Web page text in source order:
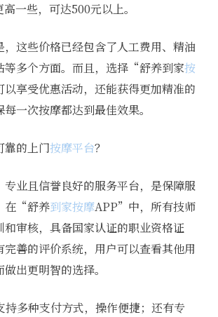
一些，可达500元以上。
，这些价格已经包含了人工费用、精油
等多个方面。而且，选择“舒养到家按
享受优惠活动，还能获得更加精准的
一次按摩都达到最佳效果。
靠的上门按摩平台？
专业且信誉良好的服务平台，是保障服
在“舒养到家按摩APP”中，所有技师
和审核，具备国家认证的职业资格证
完善的评价系统，用户可以查看其他用
出更明智的选择。
持多种支付方式，操作便捷；还有专